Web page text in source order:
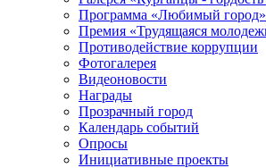
Программа «Любимый город»
Премия «Трудящаяся
Противодействие коррупции
Фотогалерея
Видеоновости
Награды
Прозрачный город
Календарь событий
Опросы
Инициативные проекты